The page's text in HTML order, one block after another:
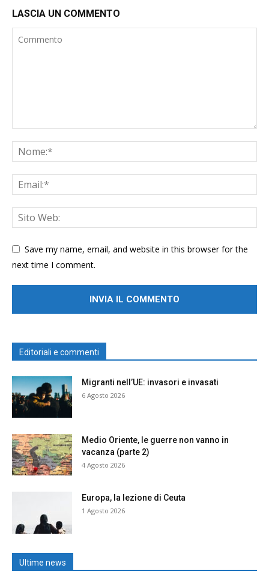
LASCIA UN COMMENTO
Save my name, email, and website in this browser for the
next time I comment.
Editoriali e commenti
Migranti nell’UE: invasori e invasati
6 Agosto 2026
Medio Oriente, le guerre non vanno in
vacanza (parte 2)
4 Agosto 2026
Europa, la lezione di Ceuta
1 Agosto 2026
Ultime news